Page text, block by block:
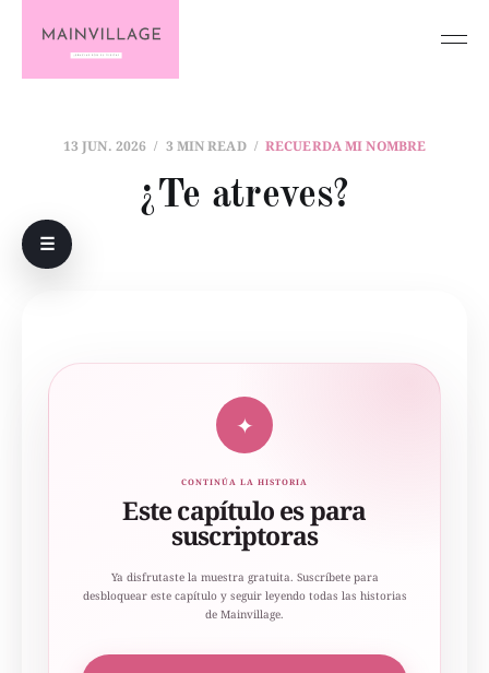
13 JUN. 2026 3 MIN READ RECUERDA MI NOMBRE
¿Te atreves?
☰
✦
CONTINÚA LA HISTORIA
Este capítulo es para
suscriptoras
Ya disfrutaste la muestra gratuita. Suscríbete para
desbloquear este capítulo y seguir leyendo todas las historias
de Mainvillage.